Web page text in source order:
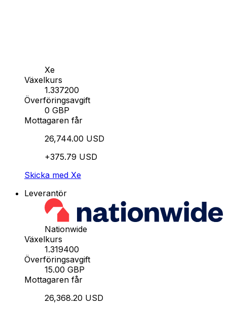
Xe
Växelkurs
1.337200
Överföringsavgift
0 GBP
Mottagaren får
26,744.00 USD
+375.79 USD
Skicka med Xe
Leverantör
Nationwide
Växelkurs
1.319400
Överföringsavgift
15.00 GBP
Mottagaren får
26,368.20 USD